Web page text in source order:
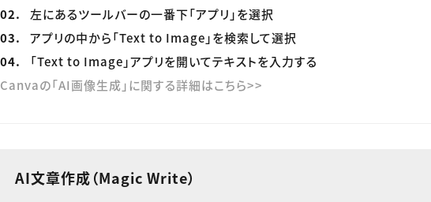
左にあるツールバーの一番下「アプリ」を選択
アプリの中から「Text to Image」を検索して選択
「Text to Image」アプリを開いてテキストを入力する
Canvaの「AI画像生成」に関する詳細はこちら>>
AI文章作成（Magic Write）